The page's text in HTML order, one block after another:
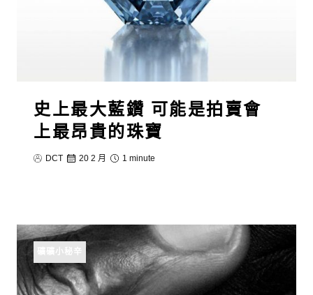
史上最大藍鑽 可能是拍賣會
上最昂貴的珠寶
DCT 20 2 月 1 minute
礦礦小秘辛